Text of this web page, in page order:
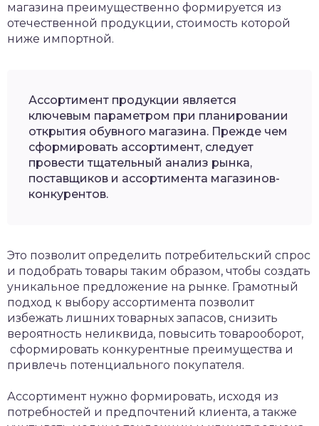
магазина преимущественно формируется из
отечественной продукции, стоимость которой
ниже импортной.
Ассортимент продукции является
ключевым параметром при планировании
открытия обувного магазина. Прежде чем
сформировать ассортимент, следует
провести тщательный анализ рынка,
поставщиков и ассортимента магазинов-
конкурентов.
Это позволит определить потребительский спрос
и подобрать товары таким образом, чтобы создать
уникальное предложение на рынке. Грамотный
подход к выбору ассортимента позволит
избежать лишних товарных запасов, снизить
вероятность неликвида, повысить товарооборот,
сформировать конкурентные преимущества и
привлечь потенциального покупателя.
Ассортимент нужно формировать, исходя из
потребностей и предпочтений клиента, а также